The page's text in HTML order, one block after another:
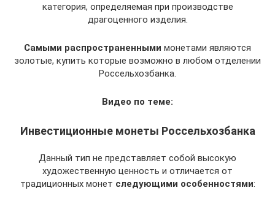
категория, определяемая при производстве
драгоценного изделия.
Самыми распространенными монетами являются
золотые, купить которые возможно в любом отделении
Россельхозбанка.
Видео по теме:
Инвестиционные монеты Россельхозбанка
Данный тип не представляет собой высокую
художественную ценность и отличается от
традиционных монет следующими особенностями: